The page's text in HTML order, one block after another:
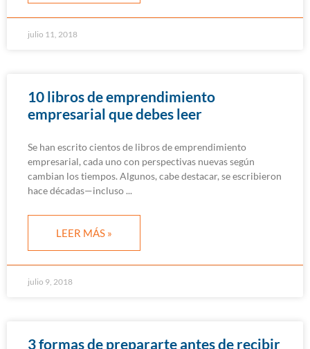
julio 11, 2018
10 libros de emprendimiento
empresarial que debes leer
Se han escrito cientos de libros de emprendimiento
empresarial, cada uno con perspectivas nuevas según
cambian los tiempos. Algunos, cabe destacar, se escribieron
hace décadas—incluso
LEER MÁS »
julio 9, 2018
3 formas de prepararte antes de recibir